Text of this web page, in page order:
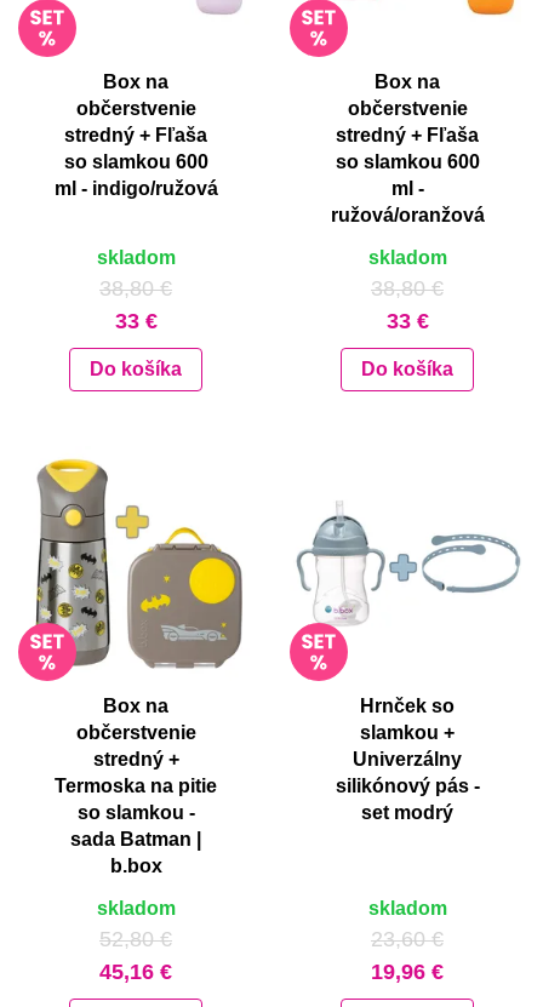
Box na
občerstvenie
stredný + Fľaša
so slamkou 600
ml - indigo/ružová
skladom
38,80 €
33 €
Do košíka
Box na
občerstvenie
stredný + Fľaša
so slamkou 600
ml -
ružová/oranžová
skladom
38,80 €
33 €
Do košíka
Box na
občerstvenie
stredný +
Termoska na pitie
so slamkou -
sada Batman |
b.box
skladom
52,80 €
45,16 €
Hrnček so
slamkou +
Univerzálny
silikónový pás -
set modrý
skladom
23,60 €
19,96 €